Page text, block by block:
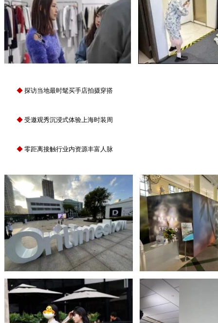
◆ 探访当地最时髦买手店拍摄穿搭
◆ 受邀观秀沉浸式体验上海时装周
◆ 零距离接触行业内资源丰富人脉